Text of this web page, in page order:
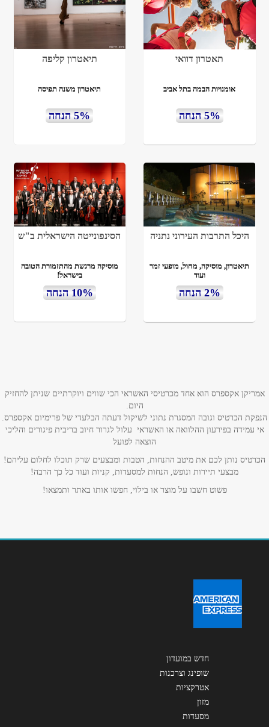
תאטרון דוואי
אומנויות הבמה בתל אביב
5% הנחה
תיאטרון קליפה
תיאטרון משנה תפיסה
5% הנחה
היכל התרבות העירוני נתניה
תיאטרון, מוסיקה, מחול, מופעי זמר
ועוד
2% הנחה
הסינפונייטה הישראלית ב"ש
מוסיקה מרגשת מהתזמורת הטובה
בישראל!
10% הנחה
אמריקן אקספרס הוא אחד מכרטיסי האשראי הכי שווים ויוקרתיים שניתן להחזיק
היום.
הנפקת הכרטיס וגובה המסגרת נתוני לשיקול דעתה הבלעדי של פרימיום אקספרס.
אי עמידה בפירעון ההלוואה או האשראי עלול לגרור חיוב בריבית פיגורים והליכי
הוצאה לפועל
הכרטיס נותן לכם את מיטב ההנחות, הטבות ומבצעים שרק תוכלו לחלום עליהם!
מבצעי תיירות ונופש, הנחות למסעדות, קניות ועוד כל כך הרבה!
פשוט חשבו על מוצר או בילוי, חפשו אותו באתר ותמצאו!
חדש במועדון
שופינג וצרכנות
אטרקציות
מזון
מסעדות